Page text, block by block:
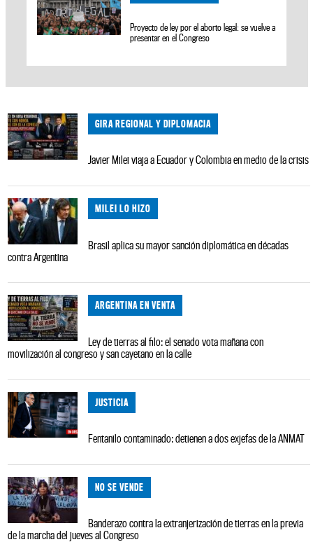
Proyecto de ley por el aborto legal: se vuelve a
presentar en el Congreso
GIRA REGIONAL Y DIPLOMACIA
Javier Milei viaja a Ecuador y Colombia en medio de la crisis
MILEI LO HIZO
Brasil aplica su mayor sanción diplomática en décadas
contra Argentina
ARGENTINA EN VENTA
Ley de tierras al filo: el senado vota mañana con
movilización al congreso y san cayetano en la calle
JUSTICIA
Fentanilo contaminado: detienen a dos exjefas de la ANMAT
NO SE VENDE
Banderazo contra la extranjerización de tierras en la previa
de la marcha del jueves al Congreso